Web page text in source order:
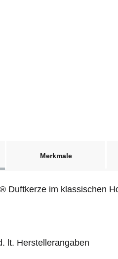
Merkmale
Duftkerze im klassischen
lt. Herstellerangaben